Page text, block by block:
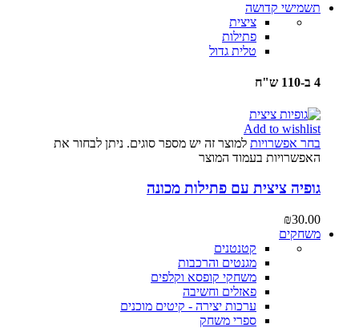
תשמישי קדושה
ציצית
פתילות
טלית גדול
4 ב-110 ש"ח
Add to wishlist
בחר אפשרויות למוצר זה יש מספר סוגים. ניתן לבחור את
האפשרויות בעמוד המוצר
גופיה ציצית עם פתילות מכונה
₪30.00
משחקים
קטנטנים
מגנטים והרכבות
משחקי קופסא וקלפים
פאזלים וחשיבה
ערכות יצירה - קיטים מוכנים
ספרי משחק